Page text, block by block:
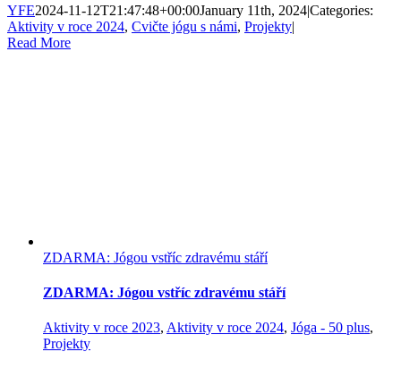
YFE2024-11-12T21:47:48+00:00January 11th, 2024|Categories:
Aktivity v roce 2024, Cvičte jógu s námi, Projekty|
Read More
ZDARMA: Jógou vstříc zdravému stáří
ZDARMA: Jógou vstříc zdravému stáří
Aktivity v roce 2023, Aktivity v roce 2024, Jóga - 50 plus,
Projekty